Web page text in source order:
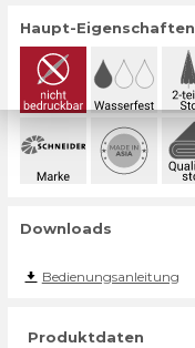
Haupt-Eigenschaften
Downloads
Bedienungsanleitung
Produktdaten